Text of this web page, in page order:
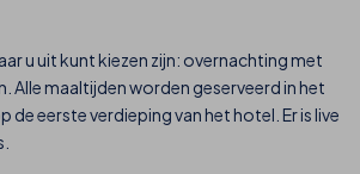
u uit kunt kiezen zijn: overnachting met
Alle maaltijden worden geserveerd in het
de eerste verdieping van het hotel. Er is live